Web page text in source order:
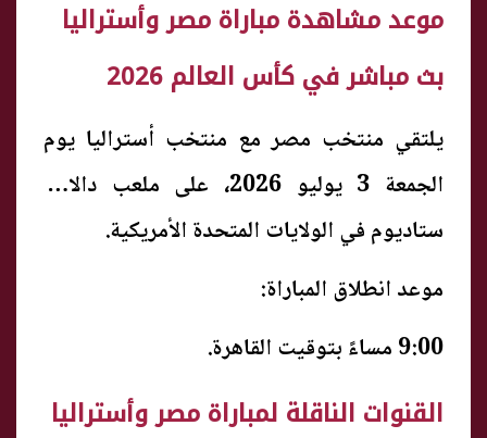
موعد مشاهدة مباراة مصر وأستراليا
بث مباشر في كأس العالم 2026
يلتقي منتخب مصر مع منتخب أستراليا يوم
الجمعة 3 يوليو 2026، على ملعب دالاس
ستاديوم في الولايات المتحدة الأمريكية.
موعد انطلاق المباراة:
9:00 مساءً بتوقيت القاهرة.
القنوات الناقلة لمباراة مصر وأستراليا